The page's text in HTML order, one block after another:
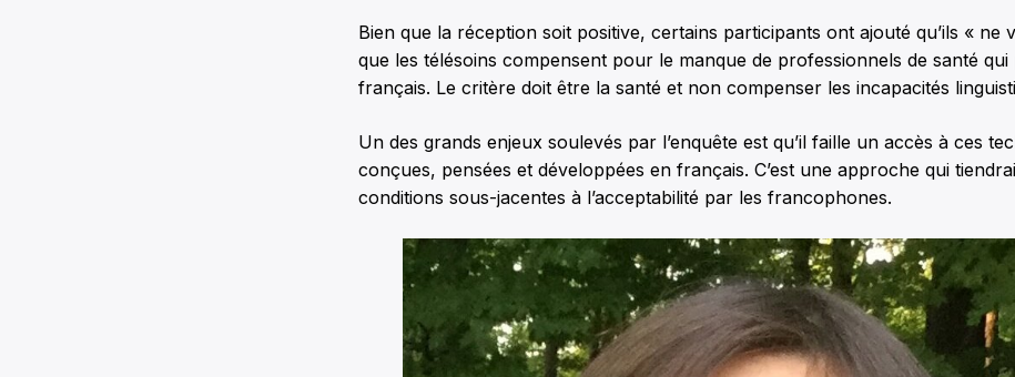
Bien que la réception soit positive, certains participants ont ajouté qu’ils « ne
que les télésoins compensent pour le manque de professionnels de santé
français. Le critère doit être la santé et non compenser les incapacités
Un des grands enjeux soulevés par l’enquête est qu’il faille un accès à ces
conçues, pensées et développées en français. C’est une approche qui
conditions sous-jacentes à l’acceptabilité par les francophones.